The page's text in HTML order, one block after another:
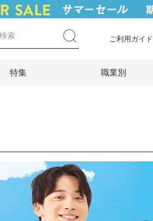
ご利用ガイド
特集 職業別